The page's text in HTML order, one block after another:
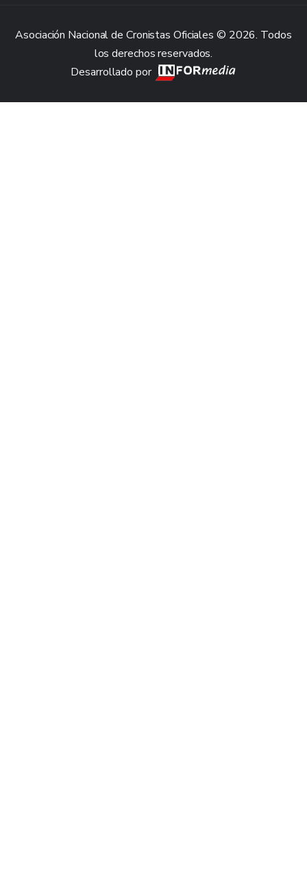
Asociación Nacional de Cronistas Oficiales © 2026. Todos
los derechos reservados.
Desarrollado por